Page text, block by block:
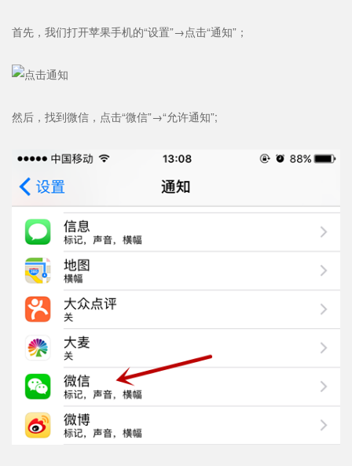
首先，我们打开苹果手机的“设置”→点击“通知”；
然后，找到微信，点击“微信”→“允许通知”;